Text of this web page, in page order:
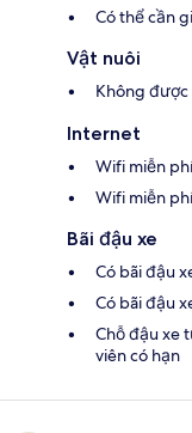
Có thể cần
Vật nuôi
Không
Internet
Wifi miễn
Wifi miễn
Bãi đậu xe
Có bãi đậu
Có bãi đậu
Chỗ đậu xe
viên có hạn